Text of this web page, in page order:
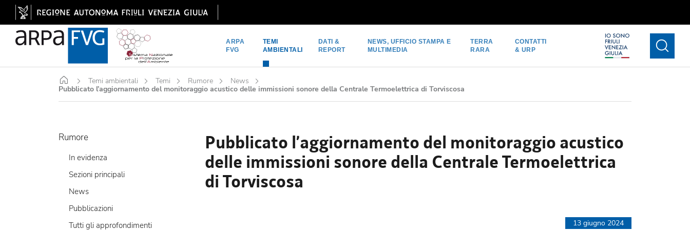
ARPA
FVG
TEMI
AMBIENTALI
DATI &
REPORT
NEWS, UFFICIO STAMPA E
MULTIMEDIA
TERRA
RARA
CONTATTI
& URP
Home Temi ambientali Temi Rumore
News
Pubblicato l’aggiornamento del monitoraggio acustico delle immissioni sonore della Centrale Termoelettrica di Torviscosa
Rumore
In evidenza
Sezioni principali
News
Pubblicazioni
Tutti gli approfondimenti
Pubblicato l’aggiornamento del monitoraggio acustico
delle immissioni sonore della Centrale Termoelettrica
di Torviscosa
13 giugno 2024